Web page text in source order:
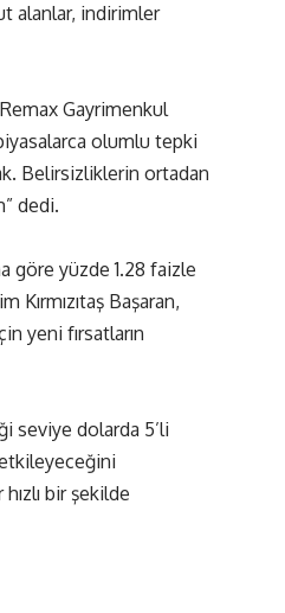
alanlar, indirimler
Gayrimenkul
olumlu tepki
Belirsizliklerin ortadan
dedi.
göre yüzde 1.28 faizle
Kırmızıtaş Başaran,
yeni fırsatların
seviye dolarda 5’li
etkileyeceğini
bir şekilde